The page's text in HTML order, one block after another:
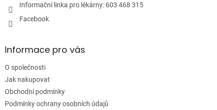
Informační linka pro lékárny: 603 468 315
Facebook
Informace pro vás
O společnosti
Jak nakupovat
Obchodní podmínky
Podmínky ochrany osobních údajů